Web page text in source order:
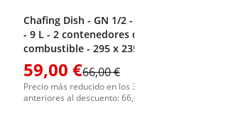
Chafing Dish - GN 1/2 - 2 x GN 1/4
- 9 L - 2 contenedores de
combustible - 295 x 235 x 60 /
240 x 135 x 65 mm - Royal
Catering
59,00 €66,00 €
Precio más reducido en los 30 días
anteriores al descuento: 66,00 €